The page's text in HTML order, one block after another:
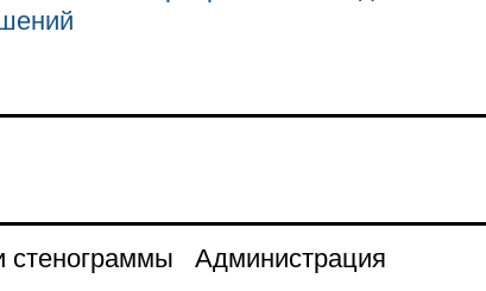
стенограммы
Администрация